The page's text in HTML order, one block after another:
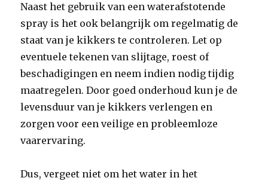
Naast het gebruik van een waterafstotende
spray is het ook belangrijk om regelmatig de
staat van je kikkers te controleren. Let op
eventuele tekenen van slijtage, roest of
beschadigingen en neem indien nodig tijdig
maatregelen. Door goed onderhoud kun je de
levensduur van je kikkers verlengen en
zorgen voor een veilige en probleemloze
vaarervaring.
Dus, vergeet niet om het water in het